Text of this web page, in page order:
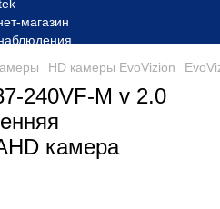
HD камеры EvoVizion
240VF-M v 2.0
камера